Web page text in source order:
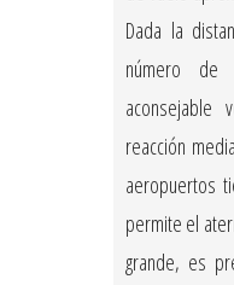
Dada la
número
reacción
aeropuertos
permite el
grande, es